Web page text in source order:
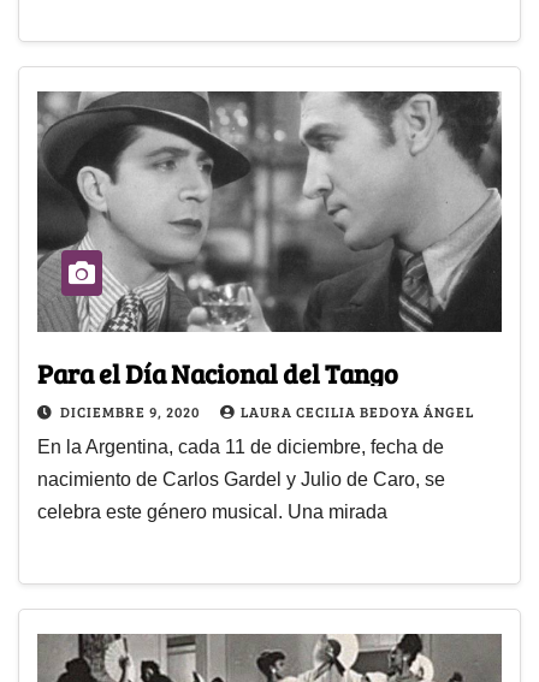
Para el Día Nacional del Tango
DICIEMBRE 9, 2020 LAURA CECILIA BEDOYA ÁNGEL
En la Argentina, cada 11 de diciembre, fecha de
nacimiento de Carlos Gardel y Julio de Caro, se
celebra este género musical. Una mirada